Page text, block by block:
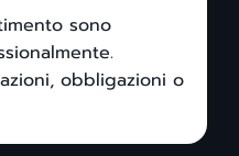
sono
obbligazioni o